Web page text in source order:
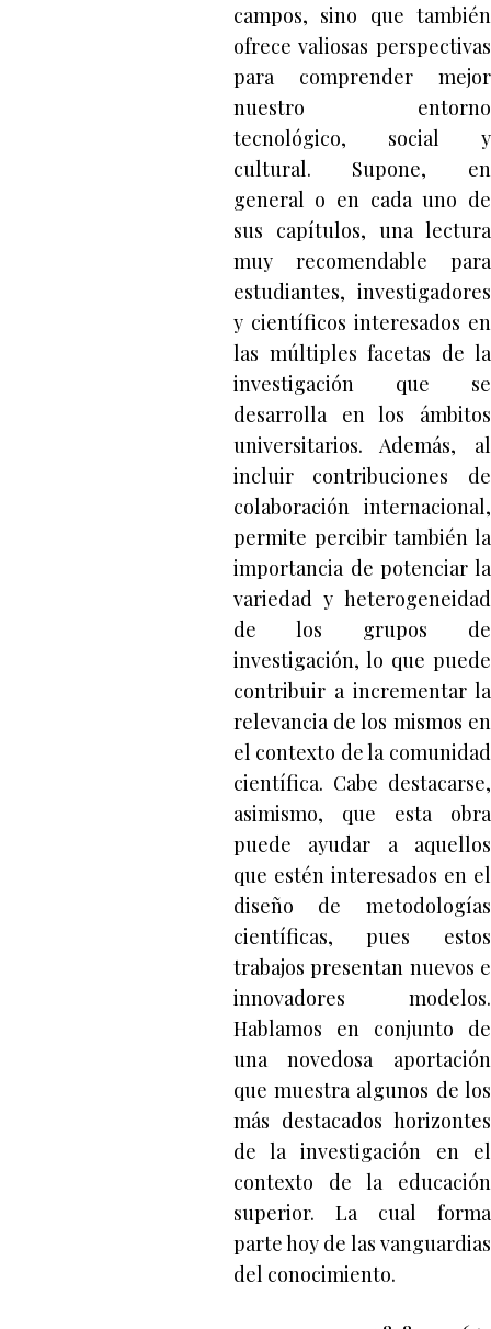
campos, sino que también
ofrece valiosas perspectivas
para comprender mejor
nuestro entorno
tecnológico, social y
cultural. Supone, en
general o en cada uno de
sus capítulos, una lectura
muy recomendable para
estudiantes, investigadores
y científicos interesados en
las múltiples facetas de la
investigación que se
desarrolla en los ámbitos
universitarios. Además, al
incluir contribuciones de
colaboración internacional,
permite percibir también la
importancia de potenciar la
variedad y heterogeneidad
de los grupos de
investigación, lo que puede
contribuir a incrementar la
relevancia de los mismos en
el contexto de la comunidad
científica. Cabe destacarse,
asimismo, que esta obra
puede ayudar a aquellos
que estén interesados en el
diseño de metodologías
científicas, pues estos
trabajos presentan nuevos e
innovadores modelos.
Hablamos en conjunto de
una novedosa aportación
que muestra algunos de los
más destacados horizontes
de la investigación en el
contexto de la educación
superior. La cual forma
parte hoy de las vanguardias
del conocimiento.